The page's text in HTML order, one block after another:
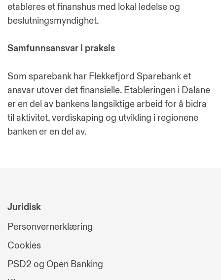
etableres et finanshus med lokal ledelse og
beslutningsmyndighet.
Samfunnsansvar i praksis
Som sparebank har Flekkefjord Sparebank et
ansvar utover det finansielle. Etableringen i Dalane
er en del av bankens langsiktige arbeid for å bidra
til aktivitet, verdiskaping og utvikling i regionene
banken er en del av.
Juridisk
Personvernerklæring
Cookies
PSD2 og Open Banking